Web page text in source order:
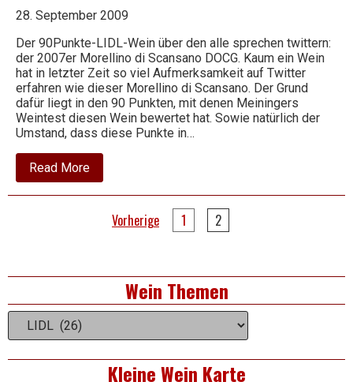
28. September 2009
Der 90Punkte-LIDL-Wein über den alle sprechen twittern:
der 2007er Morellino di Scansano DOCG. Kaum ein Wein
hat in letzter Zeit so viel Aufmerksamkeit auf Twitter
erfahren wie dieser Morellino di Scansano. Der Grund
dafür liegt in den 90 Punkten, mit denen Meiningers
Weintest diesen Wein bewertet hat. Sowie natürlich der
Umstand, dass diese Punkte in…
Read Moreabout
2007
Morellino
Scansano
DOCG
Seitennummerierung
Beiträge
Vorherige 1 2
Asides
Wein Themen
Wein
Themen
Kleine Wein Karte